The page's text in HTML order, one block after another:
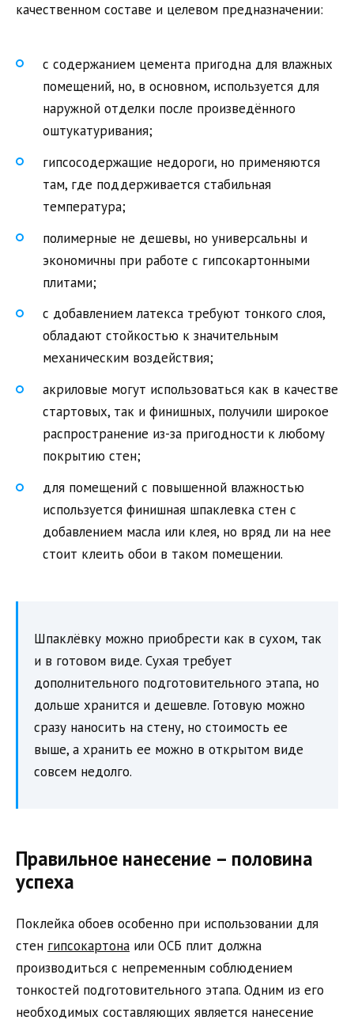
качественном составе и целевом предназначении:
с содержанием цемента пригодна для влажных
помещений, но, в основном, используется для
наружной отделки после произведённого
оштукатуривания;
гипсосодержащие недороги, но применяются
там, где поддерживается стабильная
температура;
полимерные не дешевы, но универсальны и
экономичны при работе с гипсокартонными
плитами;
с добавлением латекса требуют тонкого слоя,
обладают стойкостью к значительным
механическим воздействия;
акриловые могут использоваться как в качестве
стартовых, так и финишных, получили широкое
распространение из-за пригодности к любому
покрытию стен;
для помещений с повышенной влажностью
используется финишная шпаклевка стен с
добавлением масла или клея, но вряд ли на нее
стоит клеить обои в таком помещении.
Шпаклёвку можно приобрести как в сухом, так
и в готовом виде. Сухая требует
дополнительного подготовительного этапа, но
дольше хранится и дешевле. Готовую можно
сразу наносить на стену, но стоимость ее
выше, а хранить ее можно в открытом виде
совсем недолго.
Правильное нанесение – половина
успеха
Поклейка обоев особенно при использовании для
стен гипсокартона или ОСБ плит должна
производиться с непременным соблюдением
тонкостей подготовительного этапа. Одним из его
необходимых составляющих является нанесение